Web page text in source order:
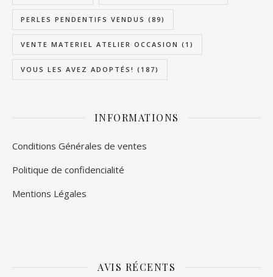
PERLES PENDENTIFS VENDUS (89)
VENTE MATERIEL ATELIER OCCASION (1)
VOUS LES AVEZ ADOPTÉS! (187)
INFORMATIONS
Conditions Générales de ventes
Politique de confidencialité
Mentions Légales
AVIS RÉCENTS